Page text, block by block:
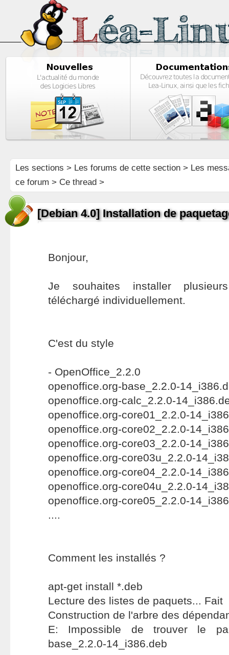
Les sections > Les forums de cette section> Les
ce forum > Ce thread >
[Debian 4.0] Installation de
Bonjour,
Je souhaites installer
téléchargé individuellement.
C'est du style
- OpenOffice_2.2.0
openoffice.org-base_2.2.0-
openoffice.org-calc_2.2.0-
openoffice.org-core01_2.2.0-
openoffice.org-core02_2.2.0-
openoffice.org-core03_2.2.0-
openoffice.org-core03u_2.2.0-
openoffice.org-core04_2.2.0-
openoffice.org-core04u_2.2.0-
openoffice.org-core05_2.2.0-
....
Comment les installés ?
apt-get install *.deb
Lecture des listes de paquets... Fait
Construction de l'arbre des
E: Impossible de trouver le
base_2.2.0-14_i386.deb